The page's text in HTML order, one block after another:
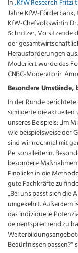
In„KfW Research Fritzi
Jahre KfW-
KfW-Chefvolkswirtin
Schnitzer, Vorsitzende
der
Herausforderungen aus.
Moderiert wurde das
CNBC-Moderatorin
Besondere
In der Runde
schilderte die
unseres Beispiels: „Im
wie beispielsweise der
sind wir nochmal mit
Personalleiterin.
besondere
Einblicke in die
gute Fachkräfte zu
„Bei uns passt sich die
umgekehrt. Außerdem
das individuelle
dementsprechend zu
Bedürfnissen passen?“